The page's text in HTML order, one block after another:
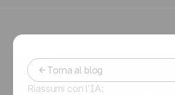
Torna al blog
Riassumi con l’IA: